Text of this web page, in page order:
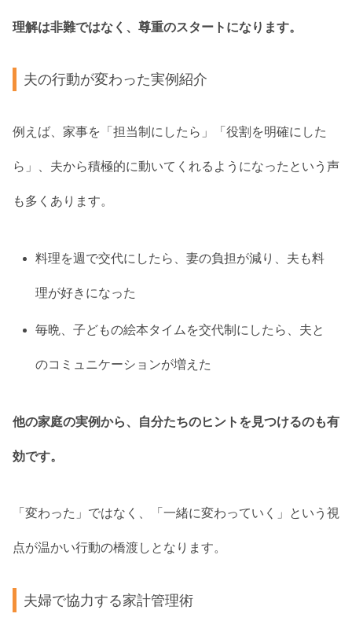
理解は非難ではなく、尊重のスタートになります。
夫の行動が変わった実例紹介
例えば、家事を「担当制にしたら」「役割を明確にした
ら」、夫から積極的に動いてくれるようになったという声
も多くあります。
料理を週で交代にしたら、妻の負担が減り、夫も料
理が好きになった
毎晩、子どもの絵本タイムを交代制にしたら、夫と
のコミュニケーションが増えた
他の家庭の実例から、自分たちのヒントを見つけるのも有
効です。
「変わった」ではなく、「一緒に変わっていく」という視
点が温かい行動の橋渡しとなります。
夫婦で協力する家計管理術